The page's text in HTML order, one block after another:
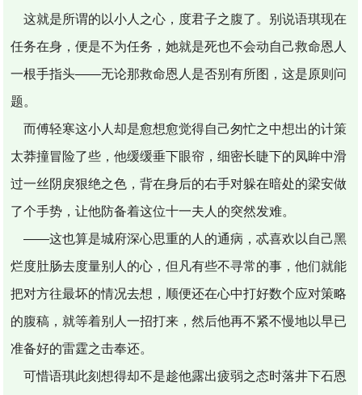
这就是所谓的以小人之心，度君子之腹了。别说语琪现在
任务在身，便是不为任务，她就是死也不会动自己救命恩人
一根手指头——无论那救命恩人是否别有所图，这是原则问
题。
而傅轻寒这小人却是愈想愈觉得自己匆忙之中想出的计策
太莽撞冒险了些，他缓缓垂下眼帘，细密长睫下的凤眸中滑
过一丝阴戾狠绝之色，背在身后的右手对躲在暗处的梁安做
了个手势，让他防备着这位十一夫人的突然发难。
——这也算是城府深心思重的人的通病，忒喜欢以自己黑
烂度肚肠去度量别人的心，但凡有些不寻常的事，他们就能
把对方往最坏的情况去想，顺便还在心中打好数个应对策略
的腹稿，就等着别人一招打来，然后他再不紧不慢地以早已
准备好的雷霆之击奉还。
可惜语琪此刻想得却不是趁他露出疲弱之态时落井下石恩